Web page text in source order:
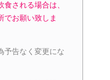
食される場合は、
でお願い致しま
予告なく変更にな